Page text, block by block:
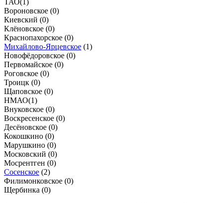
Вороновское (0)
Киевский (0)
Клёновское (0)
Краснопахорское (0)
Михайлово-Ярцевское (1)
Новофёдоровское (0)
Первомайское (0)
Роговское (0)
Троицк (0)
Щаповское (0)
НМАО(1)
Внуковское (0)
Воскресенское (0)
Десёновское (0)
Кокошкино (0)
Марушкино (0)
Московский (0)
Мосрентген (0)
Сосенское (2)
Филимонковское (0)
Щербинка (0)